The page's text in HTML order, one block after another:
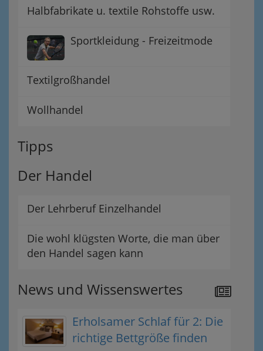
Halbfabrikate u. textile Rohstoffe usw.
Sportkleidung - Freizeitmode
Textilgroßhandel
Wollhandel
Tipps
Der Handel
Der Lehrberuf Einzelhandel
Die wohl klügsten Worte, die man über
den Handel sagen kann
News und Wissenswertes
Erholsamer Schlaf für 2: Die
richtige Bettgröße finden